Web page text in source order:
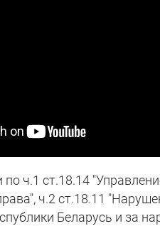
по ч.1 ст.18.14
ч.2 ст.18.11
Беларусь и за